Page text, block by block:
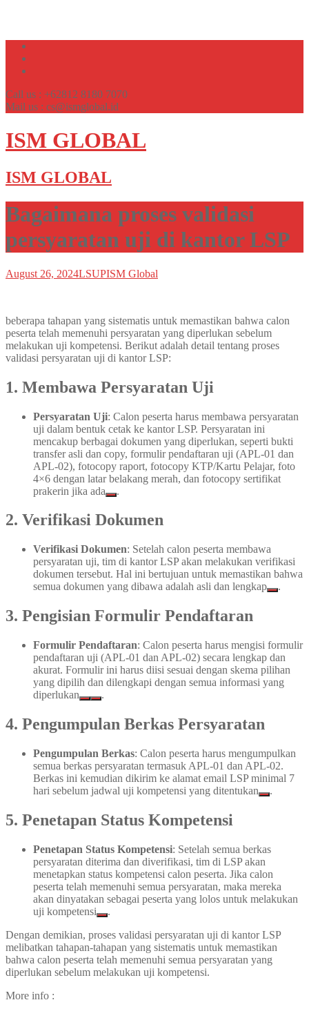
Call us : +62812 8180 7070
Mail us : cs@ismglobal.id
ISM GLOBAL
ISM GLOBAL
Bagaimana proses validasi
persyaratan uji di kantor LSP
August 26, 2024LSUPISM Global
beberapa tahapan yang sistematis untuk memastikan bahwa calon
peserta telah memenuhi persyaratan yang diperlukan sebelum
melakukan uji kompetensi. Berikut adalah detail tentang proses
validasi persyaratan uji di kantor LSP:
1. Membawa Persyaratan Uji
Persyaratan Uji: Calon peserta harus membawa persyaratan
uji dalam bentuk cetak ke kantor LSP. Persyaratan ini
mencakup berbagai dokumen yang diperlukan, seperti bukti
transfer asli dan copy, formulir pendaftaran uji (APL-01 dan
APL-02), fotocopy raport, fotocopy KTP/Kartu Pelajar, foto
4×6 dengan latar belakang merah, dan fotocopy sertifikat
prakerin jika ada
.
2. Verifikasi Dokumen
Verifikasi Dokumen: Setelah calon peserta membawa
persyaratan uji, tim di kantor LSP akan melakukan verifikasi
dokumen tersebut. Hal ini bertujuan untuk memastikan bahwa
semua dokumen yang dibawa adalah asli dan lengkap
.
3. Pengisian Formulir Pendaftaran
Formulir Pendaftaran: Calon peserta harus mengisi formulir
pendaftaran uji (APL-01 dan APL-02) secara lengkap dan
akurat. Formulir ini harus diisi sesuai dengan skema pilihan
yang dipilih dan dilengkapi dengan semua informasi yang
diperlukan
.
4. Pengumpulan Berkas Persyaratan
Pengumpulan Berkas: Calon peserta harus mengumpulkan
semua berkas persyaratan termasuk APL-01 dan APL-02.
Berkas ini kemudian dikirim ke alamat email LSP minimal 7
hari sebelum jadwal uji kompetensi yang ditentukan
.
5. Penetapan Status Kompetensi
Penetapan Status Kompetensi: Setelah semua berkas
persyaratan diterima dan diverifikasi, tim di LSP akan
menetapkan status kompetensi calon peserta. Jika calon
peserta telah memenuhi semua persyaratan, maka mereka
akan dinyatakan sebagai peserta yang lolos untuk melakukan
uji kompetensi
.
Dengan demikian, proses validasi persyaratan uji di kantor LSP
melibatkan tahapan-tahapan yang sistematis untuk memastikan
bahwa calon peserta telah memenuhi semua persyaratan yang
diperlukan sebelum melakukan uji kompetensi.
More info :